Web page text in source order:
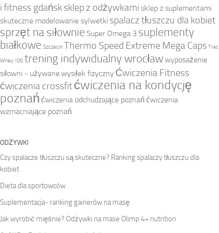
i fitness gdańsksklep z odżywkami sklep z suplementami
skuteczne modelowanie sylwetki spalacz tłuszczu dla kobiet
sprzęt na siłownie Super Omega 3 suplementy
białkowe Szczecin Thermo Speed Extreme Mega Caps Trec
Whey 100 trening indywidualny wrocławwyposażenie
siłowni - używanewysiłek fizyczny Ćwiczenia Fitness
ćwiczenia crossfitćwiczenia na kondycję
poznań ćwiczenia odchudzające poznań ćwiczenia
wzmacniające poznań
ODŻYWKI
Czy spalacze tłuszczu są skuteczne? Ranking spalaczy tłuszczu dla
kobiet
Dieta dla sportowców
Suplementacja- ranking gainerów na masę
Jak wyrobić mięśnie? Odżywki na mase Olimp 4+ nutrition